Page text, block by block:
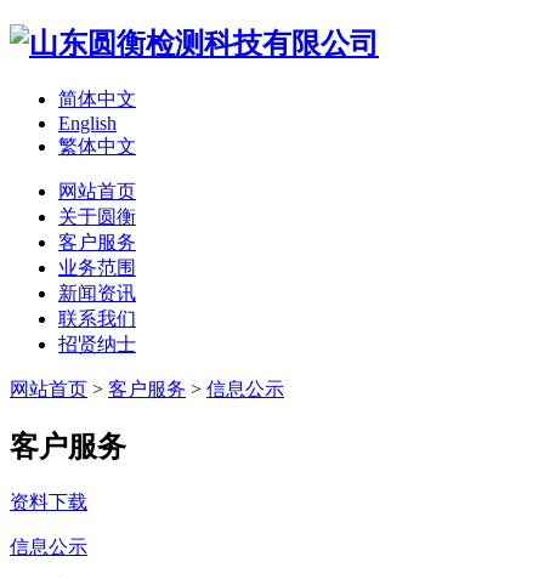
简体中文
English
繁体中文
网站首页
关于圆衡
客户服务
业务范围
新闻资讯
联系我们
招贤纳士
网站首页 > 客户服务 > 信息公示
客户服务
资料下载
信息公示